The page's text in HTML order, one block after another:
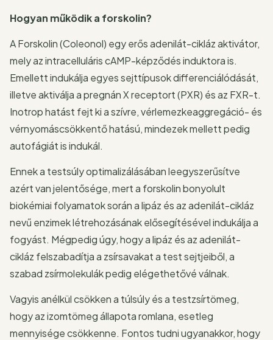
Hogyan működik a forskolin?
A Forskolin (Coleonol) egy erős adenilát-cikláz aktivátor,
mely az intracelluláris cAMP-képződés induktora is.
Emellett indukálja egyes sejttípusok differenciálódását,
illetve aktiválja a pregnán X receptort (PXR) és az FXR-t.
Inotrop hatást fejt ki a szívre, vérlemezkeaggregáció- és
vérnyomáscsökkentő hatású, mindezek mellett pedig
autofágiát is indukál.
Ennek a testsúly optimalizálásában leegyszerűsítve
azért van jelentősége, mert a forskolin bonyolult
biokémiai folyamatok során a lipáz és az adenilát-cikláz
nevű enzimek létrehozásának elősegítésével indukálja a
fogyást. Mégpedig úgy, hogy a lipáz és az adenilát-
cikláz felszabadítja a zsírsavakat a test sejtjeiből, a
szabad zsírmolekulák pedig elégethetővé válnak.
Vagyis anélkül csökken a túlsúly és a testzsírtömeg,
hogy az izomtömeg állapota romlana, esetleg
mennyisége csökkenne. Fontos tudni ugyanakkor, hogy